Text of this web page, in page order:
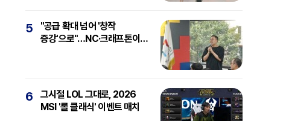
5
"공급 확대 넘어 '창작
증강'으로"…NC·크래프톤이
6
그시절 LOL 그대로, 2026
MSI '롤 클래식' 이벤트 매치